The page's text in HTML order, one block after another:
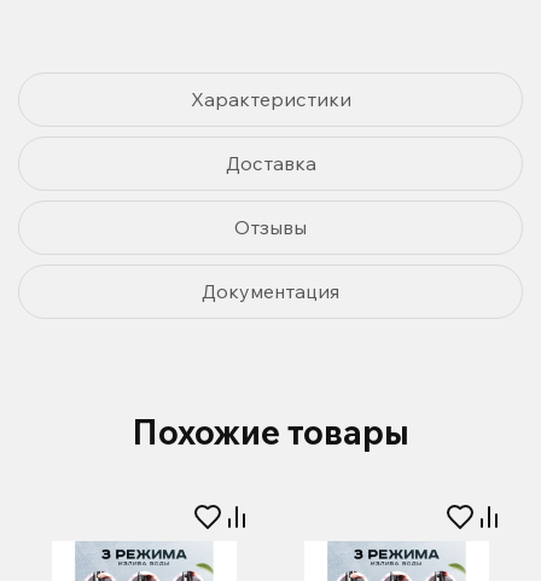
Характеристики
Доставка
Отзывы
Документация
Похожие товары